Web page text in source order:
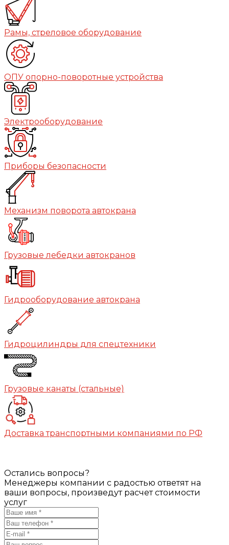
Рамы, стреловое оборудование
ОПУ опорно-поворотные устройства
Электрооборудование
Приборы безопасности
Механизм поворота автокрана
Грузовые лебедки автокранов
Гидрооборудование автокрана
Гидроцилиндры для спецтехники
Грузовые канаты (стальные)
Доставка транспортными компаниями по РФ
Остались вопросы?
Менеджеры компании с радостью ответят на
ваши вопросы, произведут расчет стоимости
услуг